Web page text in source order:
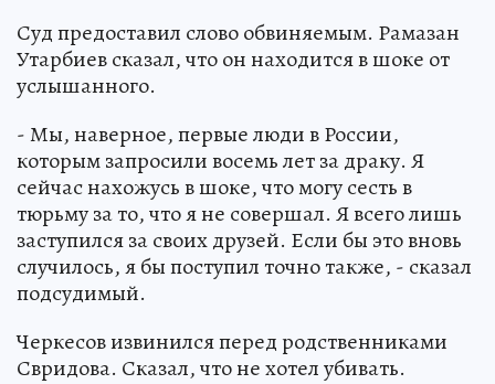
Суд предоставил слово обвиняемым. Рамазан
Утарбиев сказал, что он находится в шоке от
услышанного.
- Мы, наверное, первые люди в России,
которым запросили восемь лет за драку. Я
сейчас нахожусь в шоке, что могу сесть в
тюрьму за то, что я не совершал. Я всего лишь
заступился за своих друзей. Если бы это вновь
случилось, я бы поступил точно также, - сказал
подсудимый.
Черкесов извинился перед родственниками
Свридова. Сказал, что не хотел убивать.